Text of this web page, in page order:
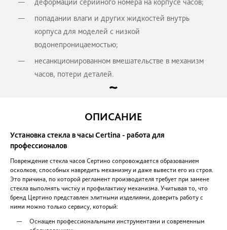
соответствующих брендов с соблюдением всех
и технологии.
Заказчик может быть уверен, что на его часах
фирменное стекло, и мастером обеспечена
гарантия12 месяцев
Когда гарантия не действует
нарушении условий эксплуатации;
потери гарантийного талона;
деформации серийного номера на
попадании влаги и других жидкостей